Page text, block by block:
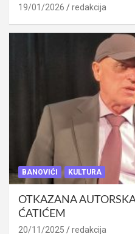
19/01/2026 redakcija
BANOVIĆI KULTURA
OTKAZANA
ĆATIĆEM
20/11/2025 redakcija